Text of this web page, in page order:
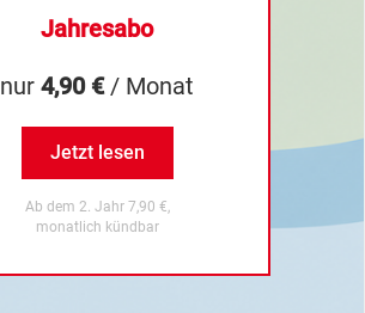
Jahresabo
nur 4,90 €/ Monat
Jetzt lesen
Ab dem 2. Jahr 7,90 €,
monatlich kündbar